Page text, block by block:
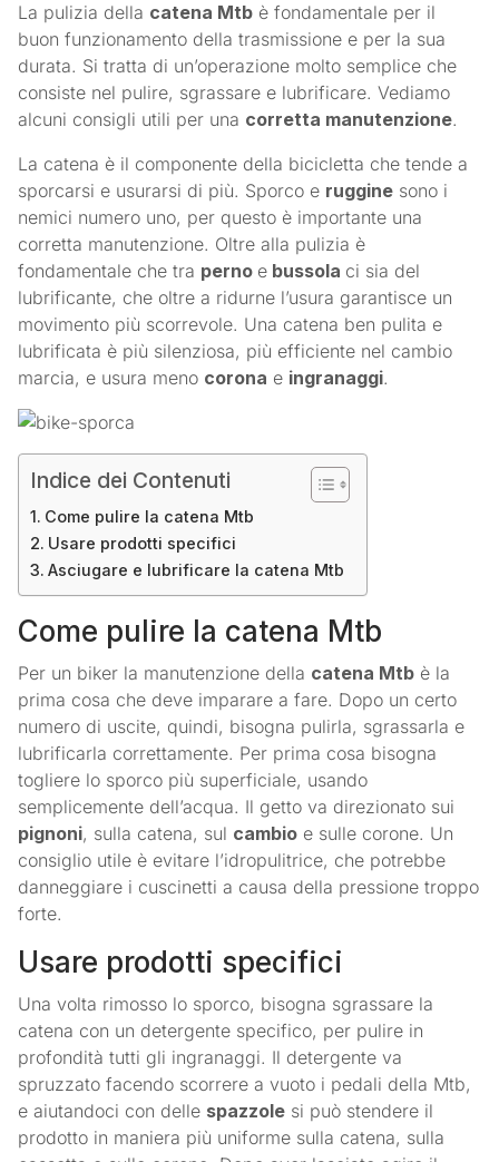
La pulizia della catena Mtb è fondamentale per il
buon funzionamento della trasmissione e per la sua
durata. Si tratta di un’operazione molto semplice che
consiste nel pulire, sgrassare e lubrificare. Vediamo
alcuni consigli utili per una corretta manutenzione.
La catena è il componente della bicicletta che tende a
sporcarsi e usurarsi di più. Sporco e ruggine sono i
nemici numero uno, per questo è importante una
corretta manutenzione. Oltre alla pulizia è
fondamentale che tra perno e bussola ci sia del
lubrificante, che oltre a ridurne l’usura garantisce un
movimento più scorrevole. Una catena ben pulita e
lubrificata è più silenziosa, più efficiente nel cambio
marcia, e usura meno corona e ingranaggi.
Indice dei Contenuti
Come pulire la catena Mtb
Usare prodotti specifici
Asciugare e lubrificare la catena Mtb
Come pulire la catena Mtb
Per un biker la manutenzione della catena Mtb è la
prima cosa che deve imparare a fare. Dopo un certo
numero di uscite, quindi, bisogna pulirla, sgrassarla e
lubrificarla correttamente. Per prima cosa bisogna
togliere lo sporco più superficiale, usando
semplicemente dell’acqua. Il getto va direzionato sui
pignoni, sulla catena, sul cambio e sulle corone. Un
consiglio utile è evitare l’idropulitrice, che potrebbe
danneggiare i cuscinetti a causa della pressione troppo
forte.
Usare prodotti specifici
Una volta rimosso lo sporco, bisogna sgrassare la
catena con un detergente specifico, per pulire in
profondità tutti gli ingranaggi. Il detergente va
spruzzato facendo scorrere a vuoto i pedali della Mtb,
e aiutandoci con delle spazzole si può stendere il
prodotto in maniera più uniforme sulla catena, sulla